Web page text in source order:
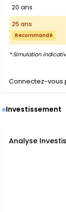
20 ans
25 ans
Recommandé
* Simulation
Connectez-vous
Investissement
Analyse